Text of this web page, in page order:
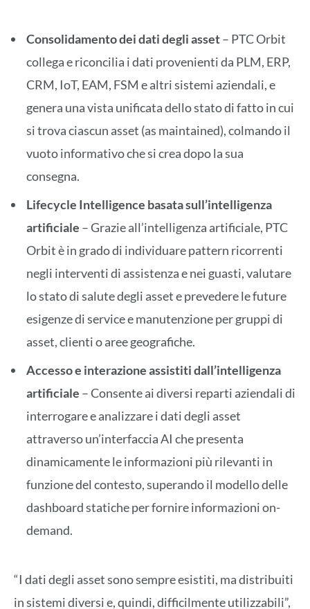
Consolidamento dei dati degli asset– PTC Orbit
collega e riconcilia i dati provenienti da PLM, ERP,
CRM, IoT, EAM, FSM e altri sistemi aziendali, e
genera una vista unificata dello stato di fatto in cui
si trova ciascun asset (as maintained), colmando il
vuoto informativo che si crea dopo la sua
consegna.
Lifecycle Intelligence basata sull’intelligenza
artificiale – Grazie all’intelligenza artificiale, PTC
Orbit è in grado di individuare pattern ricorrenti
negli interventi di assistenza e nei guasti, valutare
lo stato di salute degli asset e prevedere le future
esigenze di service e manutenzione per gruppi di
asset, clienti o aree geografiche.
Accesso e interazione assistiti dall’intelligenza
artificiale – Consente ai diversi reparti aziendali di
interrogare e analizzare i dati degli asset
attraverso un’interfaccia AI che presenta
dinamicamente le informazioni più rilevanti in
funzione del contesto, superando il modello delle
dashboard statiche per fornire informazioni on-
demand.
“I dati degli asset sono sempre esistiti, ma distribuiti
in sistemi diversi e, quindi, difficilmente utilizzabili”,